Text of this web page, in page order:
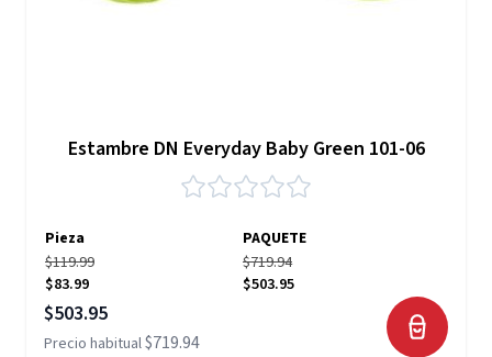
Estambre DN Everyday Baby Green 101-06
Pieza
PAQUETE
$119.99
$83.99
$719.94
$503.95
Precio especial
$503.95
Precio habitual$719.94